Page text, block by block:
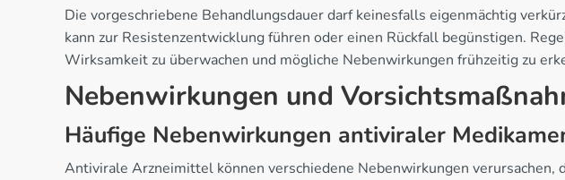
Die vorgeschriebene Behandlungsdauer darf keinesfalls eigenmächtig
kann zur Resistenzentwicklung führen oder einen Rückfall begünstigen.
Wirksamkeit zu überwachen und mögliche Nebenwirkungen frühzeitig zu
Nebenwirkungen und
Häufige Nebenwirkungen antiviraler
Antivirale Arzneimittel können verschiedene Nebenwirkungen